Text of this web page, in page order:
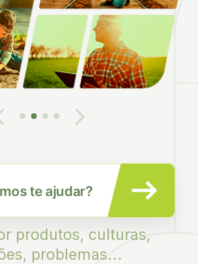
produtos, culturas,
problemas...